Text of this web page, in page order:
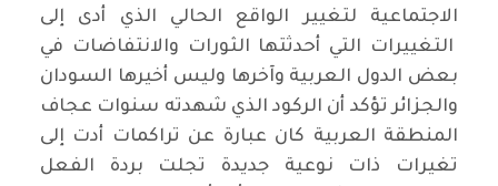
الاجتماعية لتغيير الواقع الحالي الذي أدى إلى
التغييرات التي أحدثتها الثورات والانتفاضات في
بعض الدول العربية وآخرها وليس أخيرها السودان
والجزائر تؤكد أن الركود الذي شهدته سنوات عجاف
المنطقة العربية كان عبارة عن تراكمات أدت إلى
تغيرات ذات نوعية جديدة تجلت بردة الفعل